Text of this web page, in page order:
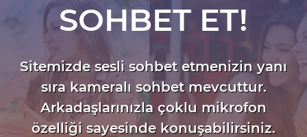
SOHBET ET!
Sitemizde sesli sohbet etmenizin yanı
sıra kameralı sohbet mevcuttur.
Arkadaşlarınızla çoklu mikrofon
özelliği sayesinde konuşabilirsiniz.